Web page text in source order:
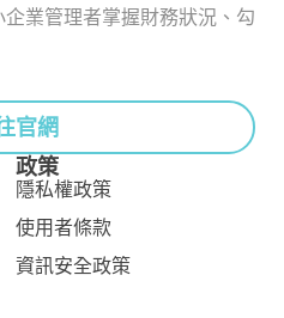
業管理者掌握財務狀況、勾
官網
政策
隱私權政策
使用者條款
資訊安全政策